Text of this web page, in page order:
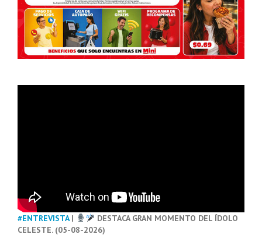
#ENTREVISTA|
DESTACA GRAN MOMENTO DEL ÍDOLO
CELESTE. (05-08-2026)